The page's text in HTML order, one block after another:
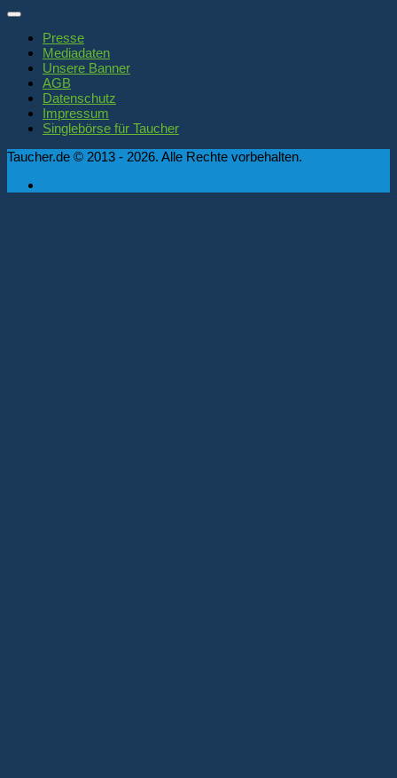
Presse
Mediadaten
Unsere Banner
AGB
Datenschutz
Impressum
Singlebörse für Taucher
Taucher.de © 2013 - 2026. Alle Rechte vorbehalten.